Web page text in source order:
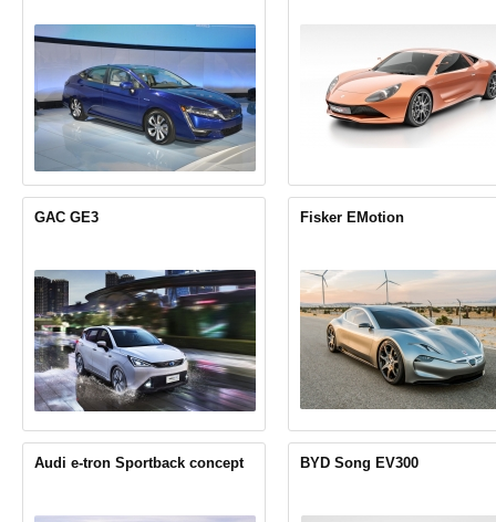
GAC GE3 Fisker EMotion
Audi e-tron Sportback concept BYD Song EV300